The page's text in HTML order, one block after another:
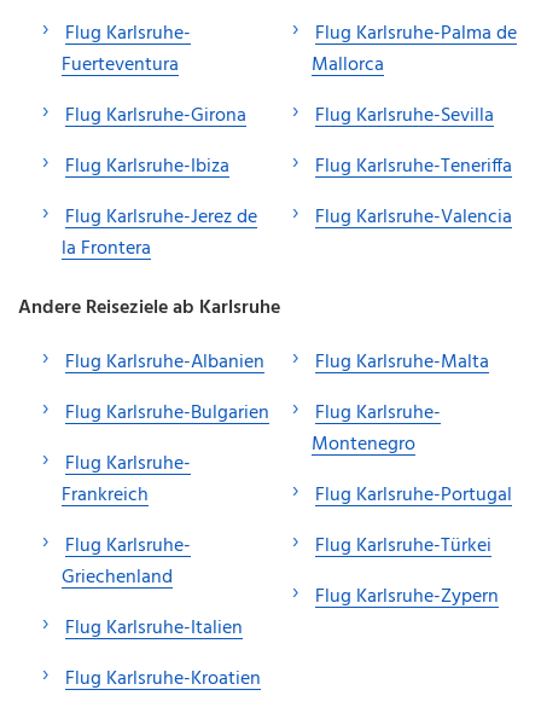
Flug Karlsruhe-
Fuerteventura
Flug Karlsruhe-Girona
Flug Karlsruhe-Ibiza
Flug Karlsruhe-Jerez de
la Frontera
Flug Karlsruhe-Palma de
Mallorca
Flug Karlsruhe-Sevilla
Flug Karlsruhe-Teneriffa
Flug Karlsruhe-Valencia
Andere Reiseziele ab Karlsruhe
Flug Karlsruhe-Albanien
Flug Karlsruhe-Bulgarien
Flug Karlsruhe-
Frankreich
Flug Karlsruhe-
Griechenland
Flug Karlsruhe-Italien
Flug Karlsruhe-Kroatien
Flug Karlsruhe-Malta
Flug Karlsruhe-
Montenegro
Flug Karlsruhe-Portugal
Flug Karlsruhe-Türkei
Flug Karlsruhe-Zypern